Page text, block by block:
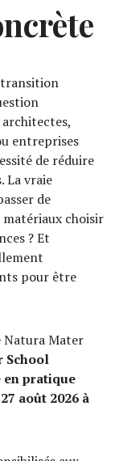
transition
architectes,
entreprises
de réduire
La vraie
de
choisir
? Et
pour être
Natura Mater
School
pratique
août 2026 à